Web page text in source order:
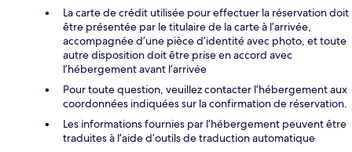
La carte de crédit utilisée pour effectuer la réservation doit
être présentée par le titulaire de la carte à l’arrivée,
accompagnée d’une pièce d’identité avec photo, et toute
autre disposition doit être prise en accord avec
l’hébergement avant l’arrivée
Pour toute question, veuillez contacter l’hébergement aux
coordonnées indiquées sur la confirmation de réservation.
Les informations fournies par l’hébergement peuvent être
traduites à l’aide d’outils de traduction automatique